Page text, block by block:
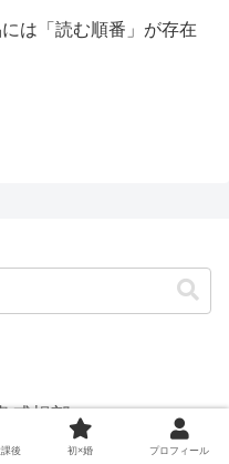
は「読む順番」が存在
感想部
ポリシー・アフィリエイト広
後 初×婚 プロフィール